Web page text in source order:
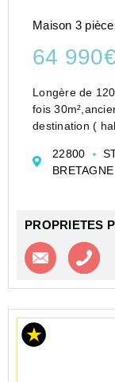
Maison 3
64 990€
Longère de
fois
destination (
pouvant être
La surface
22800
BRETAGNE
PROPRIETES